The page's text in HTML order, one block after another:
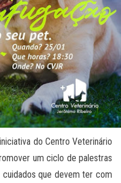
do Centro Veterinário
um ciclo de palestras
que devem ter com